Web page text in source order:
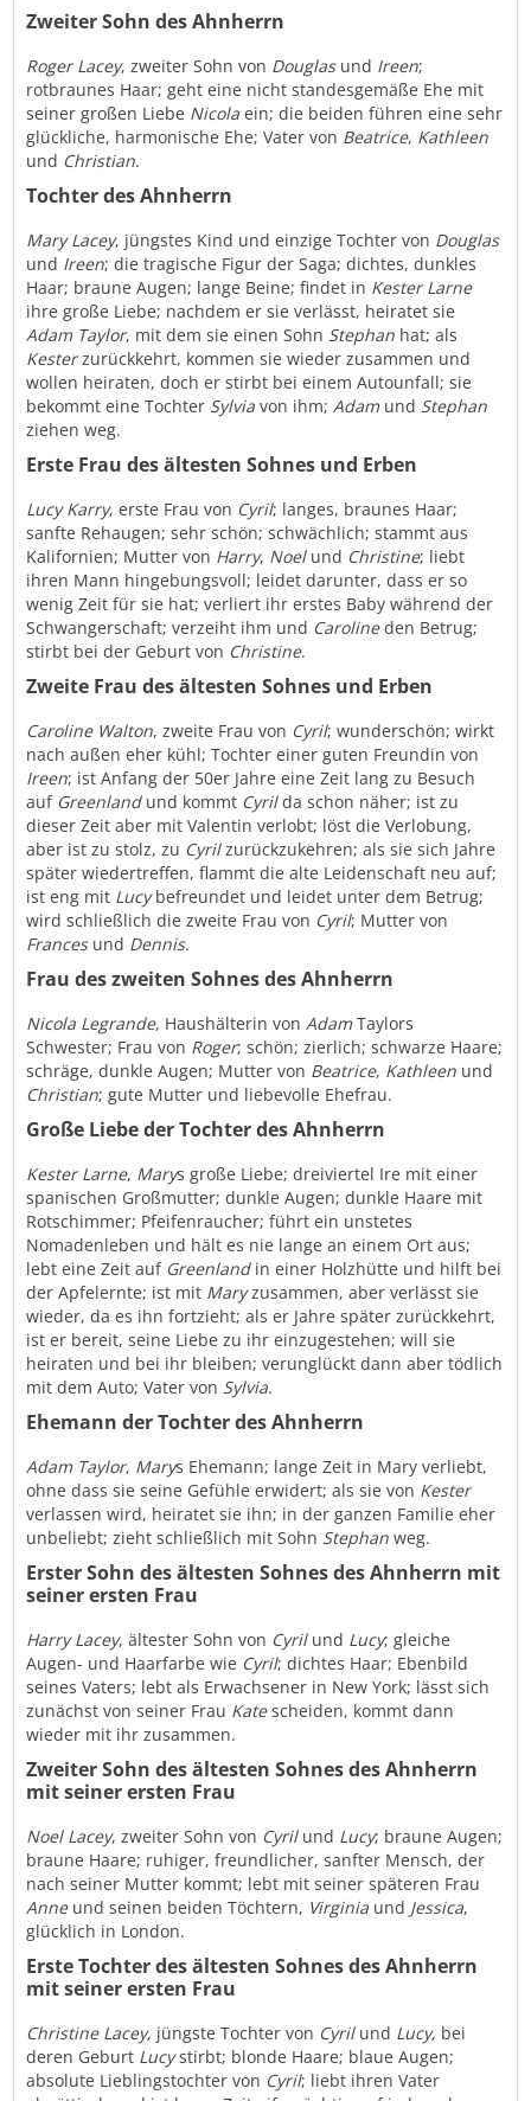
Zweiter Sohn des Ahnherrn
Roger Lacey, zweiter Sohn von Douglasund Ireen;
rotbraunes Haar; geht eine nicht standesgemäße Ehe mit
seiner großen Liebe Nicola ein; die beiden führen eine sehr
glückliche, harmonische Ehe; Vater von Beatrice, Kathleen
und Christian.
Tochter des Ahnherrn
Mary Lacey, jüngstes Kind und einzige Tochter von Douglas
und Ireen; die tragische Figur der Saga; dichtes, dunkles
Haar; braune Augen; lange Beine; findet in Kester Larne
ihre große Liebe; nachdem er sie verlässt, heiratet sie
Adam Taylor, mit dem sie einen Sohn Stephan hat; als
Kesterzurückkehrt, kommen sie wieder zusammen und
wollen heiraten, doch er stirbt bei einem Autounfall; sie
bekommt eine Tochter Sylvia von ihm;Adamund Stephan
ziehen weg.
Erste Frau des ältesten Sohnes und Erben
Lucy Karry, erste Frau von Cyril; langes, braunes Haar;
sanfte Rehaugen; sehr schön; schwächlich; stammt aus
Kalifornien; Mutter von Harry, Noelund Christine; liebt
ihren Mann hingebungsvoll; leidet darunter, dass er so
wenig Zeit für sie hat; verliert ihr erstes Baby während der
Schwangerschaft; verzeiht ihm und Carolineden Betrug;
stirbt bei der Geburt von Christine.
Zweite Frau des ältesten Sohnes und Erben
Caroline Walton, zweite Frau von Cyril; wunderschön; wirkt
nach außen eher kühl; Tochter einer guten Freundin von
Ireen; ist Anfang der 50er Jahre eine Zeit lang zu Besuch
auf Greenlandund kommt Cyrilda schon näher; ist zu
dieser Zeit aber mit Valentin verlobt; löst die Verlobung,
aber ist zu stolz, zu Cyrilzurückzukehren; als sie sich Jahre
später wiedertreffen, flammt die alte Leidenschaft neu auf;
ist eng mit Lucybefreundet und leidet unter dem Betrug;
wird schließlich die zweite Frau von Cyril; Mutter von
Francesund Dennis.
Frau des zweiten Sohnes des Ahnherrn
Nicola Legrande, Haushälterin vonAdamTaylors
Schwester; Frau von Roger; schön; zierlich; schwarze Haare;
schräge, dunkle Augen; Mutter von Beatrice, Kathleen und
Christian; gute Mutter und liebevolle Ehefrau.
Große Liebe der Tochter des Ahnherrn
Kester Larne, Marys große Liebe; dreiviertel Ire mit einer
spanischen Großmutter; dunkle Augen; dunkle Haare mit
Rotschimmer; Pfeifenraucher; führt ein unstetes
Nomadenleben und hält es nie lange an einem Ort aus;
lebt eine Zeit auf Greenlandin einer Holzhütte und hilft bei
der Apfelernte; ist mit Maryzusammen, aber verlässt sie
wieder, da es ihn fortzieht; als er Jahre später zurückkehrt,
ist er bereit, seine Liebe zu ihr einzugestehen; will sie
heiraten und bei ihr bleiben; verunglückt dann aber tödlich
mit dem Auto; Vater von Sylvia.
Ehemann der Tochter des Ahnherrn
Adam Taylor, Marys Ehemann; lange Zeit in Mary verliebt,
ohne dass sie seine Gefühle erwidert; als sie von Kester
verlassen wird, heiratet sie ihn; in der ganzen Familie eher
unbeliebt; zieht schließlich mit Sohn Stephan weg.
Erster Sohn des ältesten Sohnes des Ahnherrn mit
seiner ersten Frau
Harry Lacey, ältester Sohn von Cyrilund Lucy; gleiche
Augen- und Haarfarbe wie Cyril; dichtes Haar; Ebenbild
seines Vaters; lebt als Erwachsener in New York; lässt sich
zunächst von seiner Frau Katescheiden, kommt dann
wieder mit ihr zusammen.
Zweiter Sohn des ältesten Sohnes des Ahnherrn
mit seiner ersten Frau
Noel Lacey, zweiter Sohn von Cyrilund Lucy; braune Augen;
braune Haare; ruhiger, freundlicher, sanfter Mensch, der
nach seiner Mutter kommt; lebt mit seiner späteren Frau
Anneund seinen beiden Töchtern, Virginia und Jessica,
glücklich in London.
Erste Tochter des ältesten Sohnes des Ahnherrn
mit seiner ersten Frau
Christine Lacey, jüngste Tochter von Cyrilund Lucy, bei
deren Geburt Lucystirbt; blonde Haare; blaue Augen;
absolute Lieblingstochter von Cyril; liebt ihren Vater